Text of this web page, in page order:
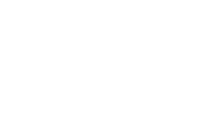
てい